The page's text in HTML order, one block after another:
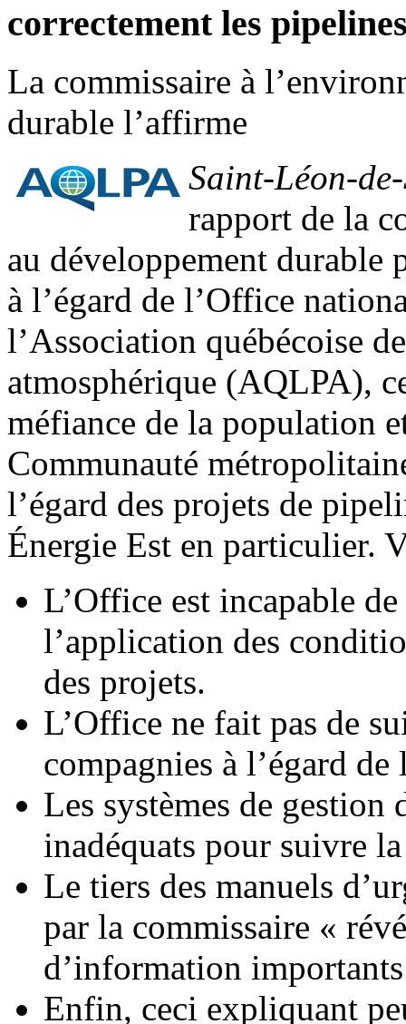
correctement les
La commissaire à
durable l’affirme
Saint-Léon-
rapport de la
au développement durable
à l’égard de l’Office
l’Association québécoise
atmosphérique (AQLPA),
méfiance de la population
Communauté
l’égard des projets de
Énergie Est en particulier.
L’Office est incapable
l’application des
des projets.
L’Office ne fait pas de
compagnies à l’égard
Les systèmes de
inadéquats pour suivre
Le tiers des manuels
par la commissaire «
d’information
Enfin, ceci expliquant